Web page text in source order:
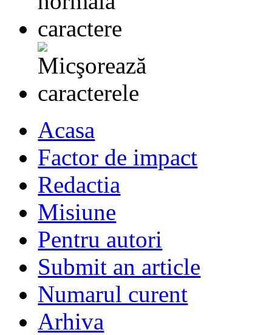
Acasa
Factor de impact
Redactia
Misiune
Pentru autori
Submit an article
Numarul curent
Arhiva